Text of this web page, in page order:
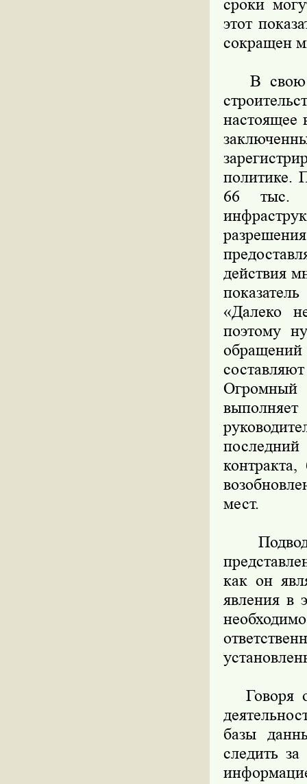
сроки
этот
сокращен
В свою
настоящее
политике.
66 тыс.
действия
«Далеко
поэтому
мест.
Подводя
как он
явления в
Говоря
базы
следить